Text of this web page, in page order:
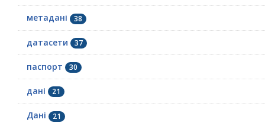
метадані 38
датасети 37
паспорт 30
дані 21
Дані 21